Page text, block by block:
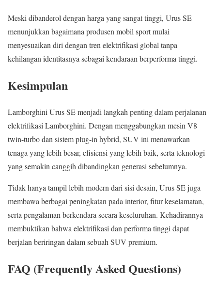
Meski dibanderol dengan harga yang sangat tinggi, Urus SE
menunjukkan bagaimana produsen mobil sport mulai
menyesuaikan diri dengan tren elektrifikasi global tanpa
kehilangan identitasnya sebagai kendaraan berperforma tinggi.
Kesimpulan
Lamborghini Urus SE menjadi langkah penting dalam perjalanan
elektrifikasi Lamborghini. Dengan menggabungkan mesin V8
twin-turbo dan sistem plug-in hybrid, SUV ini menawarkan
tenaga yang lebih besar, efisiensi yang lebih baik, serta teknologi
yang semakin canggih dibandingkan generasi sebelumnya.
Tidak hanya tampil lebih modern dari sisi desain, Urus SE juga
membawa berbagai peningkatan pada interior, fitur keselamatan,
serta pengalaman berkendara secara keseluruhan. Kehadirannya
membuktikan bahwa elektrifikasi dan performa tinggi dapat
berjalan beriringan dalam sebuah SUV premium.
FAQ (Frequently Asked Questions)